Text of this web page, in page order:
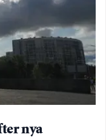
nya